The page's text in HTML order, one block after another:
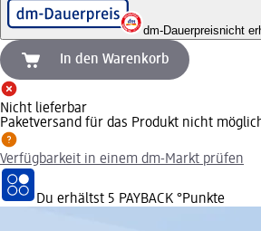
dm-Dauerpreisnicht
In den Warenkorb
Nicht lieferbar
Paketversand für das Produkt nicht
Verfügbarkeit in einem dm-Markt prüfen
Du erhältst 5 PAYBACK °Punkte